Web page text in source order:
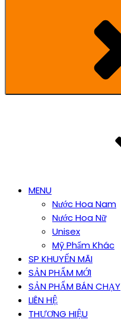
MENU
Nước Hoa Nam
Nước Hoa Nữ
Unisex
Mỹ Phẩm Khác
SP KHUYẾN MÃI
SẢN PHẨM MỚI
SẢN PHẨM BÁN CHẠY
LIÊN HỆ
THƯƠNG HIỆU